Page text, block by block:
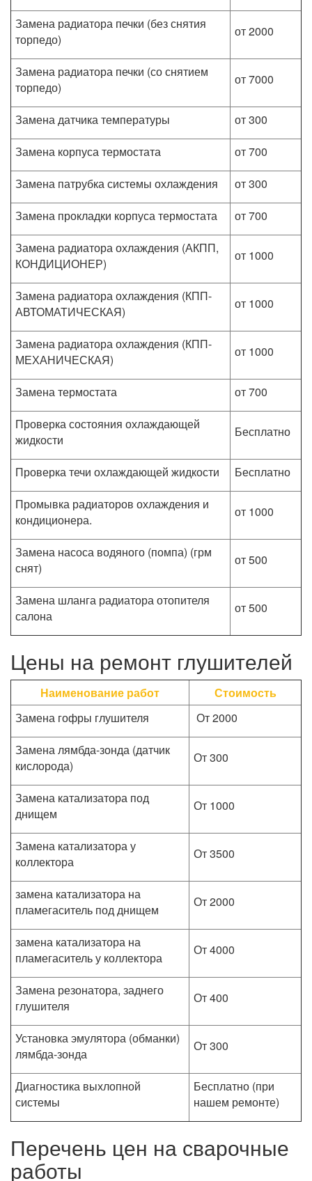
Замена радиатора печки (без снятия
торпедо)
от 2000
Замена радиатора печки (со снятием
торпедо)
от 7000
Замена датчика температуры
от 300
Замена корпуса термостата
от 700
Замена патрубка системы охлаждения
от 300
Замена прокладки корпуса термостата
от 700
Замена радиатора охлаждения (АКПП,
КОНДИЦИОНЕР)
от 1000
Замена радиатора охлаждения (КПП-
АВТОМАТИЧЕСКАЯ)
от 1000
Замена радиатора охлаждения (КПП-
МЕХАНИЧЕСКАЯ)
от 1000
Замена термостата
от 700
Проверка состояния охлаждающей
жидкости
Бесплатно
Проверка течи охлаждающей жидкости
Бесплатно
Промывка радиаторов охлаждения и
кондиционера.
от 1000
Замена насоса водяного (помпа) (грм
снят)
от 500
Замена шланга радиатора отопителя
салона
от 500
Цены на ремонт глушителей
Наименование работ
Стоимость
Замена гофры глушителя
От 2000
Замена лямбда-зонда (датчик
кислорода)
От 300
Замена катализатора под
днищем
От 1000
Замена катализатора у
коллектора
От 3500
замена катализатора на
пламегаситель под днищем
От 2000
замена катализатора на
пламегаситель у коллектора
От 4000
Замена резонатора, заднего
глушителя
От 400
Установка эмулятора (обманки)
лямбда-зонда
От 300
Диагностика выхлопной
системы
Бесплатно (при
нашем ремонте)
Перечень цен на сварочные
работы